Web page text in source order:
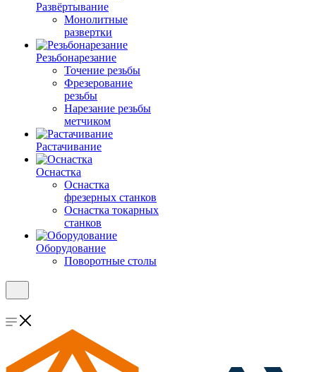
Развёртывание
Монолитные
развертки
Резьбонарезание
Точение резьбы
Фрезерование
резьбы
Нарезание резьбы
метчиком
Растачивание
Оснастка
Оснастка
фрезерных станков
Оснастка токарных
станков
Оборудование
Поворотные столы